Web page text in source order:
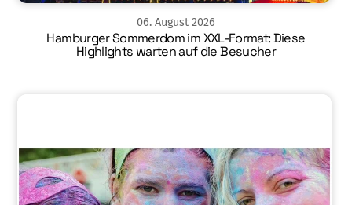
06. August 2026
Hamburger Sommerdom im XXL-Format: Diese
Highlights warten auf die Besucher